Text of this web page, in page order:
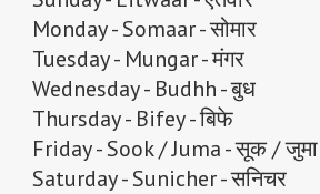
Monday-Somaar-सोमार
Tuesday- Mungar-मंगर
Wednesday- Budhh-बुध
Thursday- Bifey-बिफे
Friday-Sook / Juma-सूक / जुमा
Saturday-Sunicher-सनिचर